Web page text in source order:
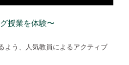
授業を体験〜
よう、人気教員によるアクティブ